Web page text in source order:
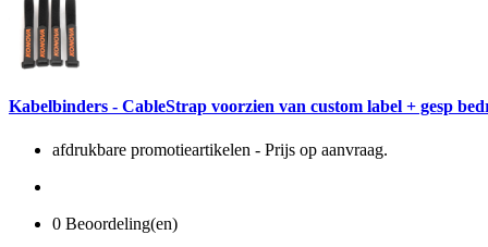
Kabelbinders - CableStrap voorzien van custom label + gesp
afdrukbare promotieartikelen - Prijs op aanvraag.
0 Beoordeling(en)